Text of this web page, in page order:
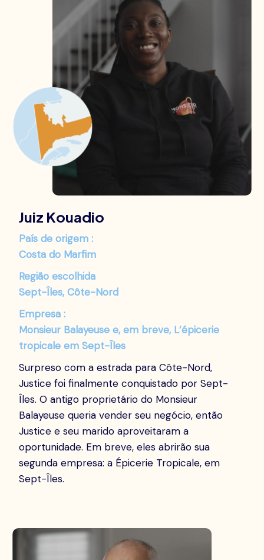
Juiz Kouadio
País de origem :
Costa do Marfim
Região escolhida
Sept-Îles, Côte-Nord
Empresa :
Monsieur Balayeuse e, em breve, L’épicerie
tropicale em Sept-Îles
Surpreso com a estrada para Côte-Nord,
Justice foi finalmente conquistado por Sept-
Îles. O antigo proprietário do Monsieur
Balayeuse queria vender seu negócio, então
Justice e seu marido aproveitaram a
oportunidade. Em breve, eles abrirão sua
segunda empresa: a Épicerie Tropicale, em
Sept-Îles.